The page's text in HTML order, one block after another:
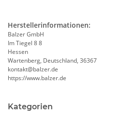
Herstellerinformationen:
Balzer GmbH
Im Tiegel 8 8
Hessen
Wartenberg, Deutschland, 36367
kontakt@balzer.de
https://www.balzer.de
Kategorien